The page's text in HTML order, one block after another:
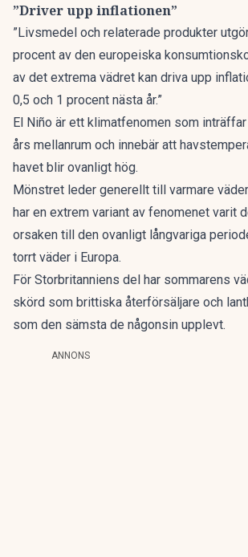
”Driver upp inflationen”
”Livsmedel och relaterade produkter
procent av den europeiska
av det extrema vädret kan driva upp
0,5 och 1 procent nästa år.”
El Niño är ett klimatfenomen som
års mellanrum och innebär att
havet blir ovanligt hög.
Mönstret leder generellt till varmare
har en extrem variant av fenomenet varit
orsaken till den ovanligt långvariga
torrt väder i Europa.
För Storbritanniens del har sommarens
skörd som brittiska återförsäljare och
som den sämsta de någonsin upplevt.
ANNONS